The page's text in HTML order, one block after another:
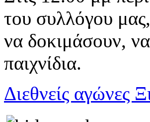
του συλλόγου
να δοκιμάσουν,
παιχνίδια.
Διεθνείς αγώνες